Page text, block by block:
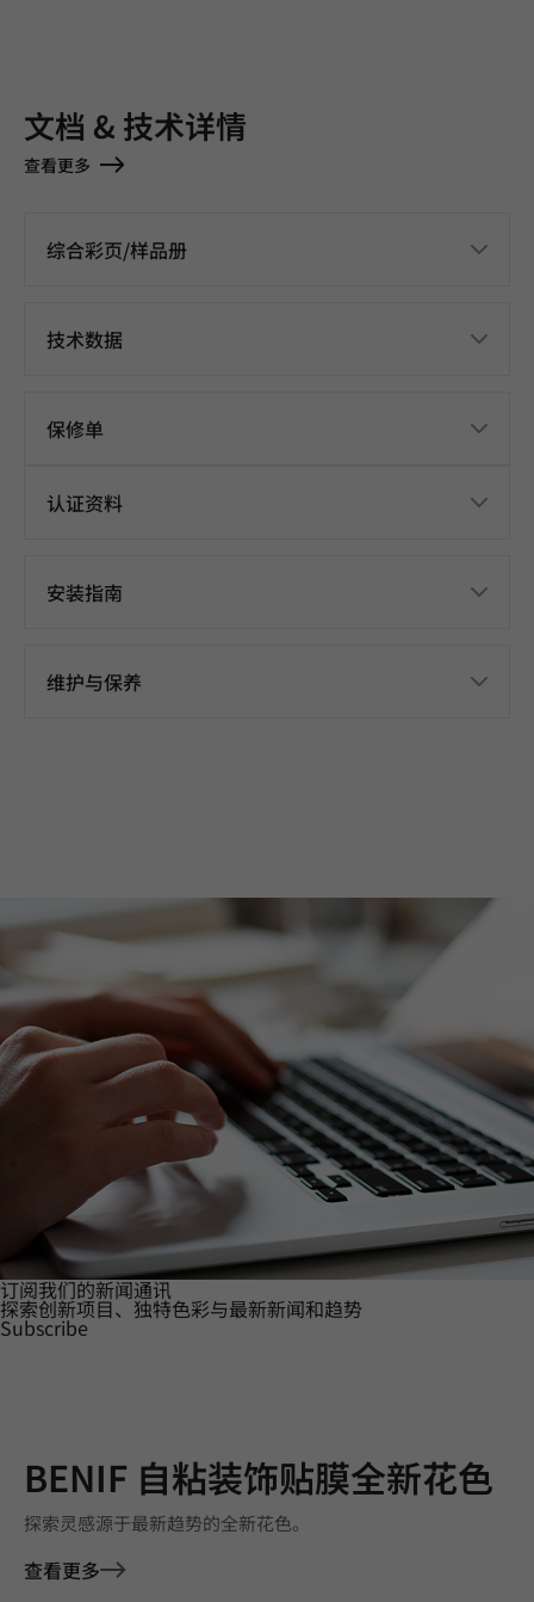
文档 & 技术详情
查看更多
综合彩页/样品册
技术数据
保修单
认证资料
安装指南
维护与保养
订阅我们的新闻通讯
探索创新项目、独特色彩与最新新闻和趋势
Subscribe
BENIF 自粘装饰贴膜全新花色
探索灵感源于最新趋势的全新花色。
查看更多